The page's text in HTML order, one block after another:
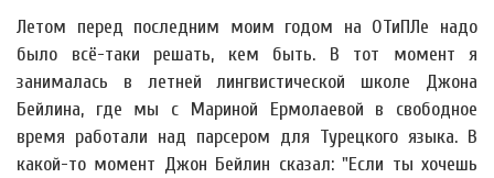
Летом перед последним моим годом на ОТиПЛе надо
было всё-таки решать, кем быть. В тот момент я
занималась в летней лингвистической школе Джона
Бейлина, где мы с Мариной Ермолаевой в свободное
время работали над парсером для Турецкого языка. В
какой-то момент Джон Бейлин сказал: "Если ты хочешь